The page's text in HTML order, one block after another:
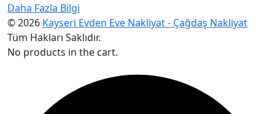
Daha Fazla Bilgi
© 2026 Kayseri Evden Eve Nakliyat - Çağdaş Nakliyat
Tüm Hakları Saklıdır.
No products in the cart.